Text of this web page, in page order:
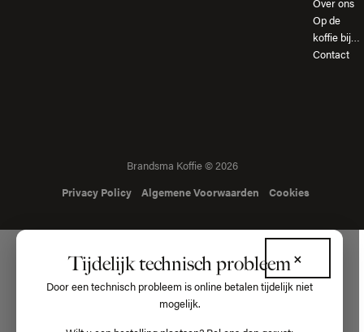
Op de
koffie bij…
Contact
Brandsma Koffie © 2026
Privacy Policy
Algemene Voorwaarden Cookies
×
Tijdelijk technisch probleem
Door een technisch probleem is online betalen tijdelijk niet
mogelijk.